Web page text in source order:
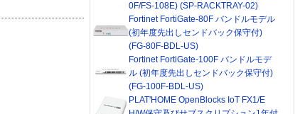
0F/FS-108E) (SP-RACKTRAY-02)
Fortinet FortiGate-80F バンドルモデル
(初年度先出しセンドバック保守付)
(FG-80F-BDL-US)
Fortinet FortiGate-100F バンドルモデ
ル (初年度先出しセンドバック保守付)
(FG-100F-BDL-US)
PLAT'HOME OpenBlocks IoT FX1/E